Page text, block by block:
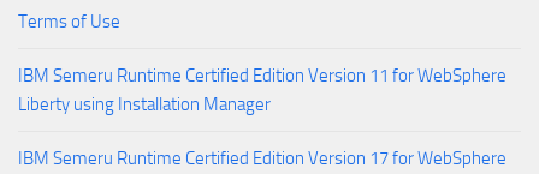
Terms of Use
IBM Semeru Runtime Certified Edition Version 11 for WebSphere
Liberty using Installation Manager
IBM Semeru Runtime Certified Edition Version 17 for WebSphere